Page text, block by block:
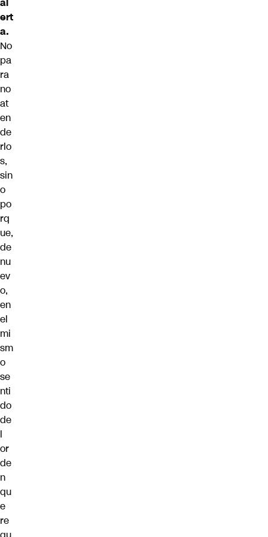
ert
a.
No
pa
ra
no
at
en
de
rlo
s,
sin
o
po
rq
ue,
de
nu
ev
o,
en
el
mi
sm
o
se
nti
do
de
l
or
de
n
qu
e
re